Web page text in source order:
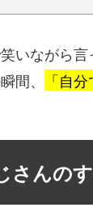
いながら言
間、
「自
さんの